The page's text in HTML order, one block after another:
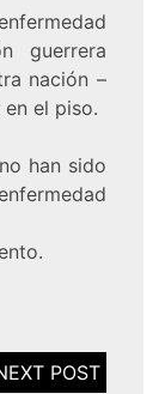
guerrera
nación –
el piso.
han sido